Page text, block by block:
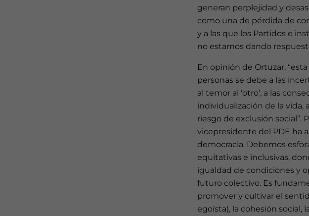
generan perplejidad y
como una de pérdida de
y a las que los Partidos e
no estamos dando
En opinión de Ortuzar,
personas se debe a las
al temor al ‘otro’, a las
individualización de la vida,
riesgo de exclusión social”.
vicepresidente del PDE ha
democracia. Debemos
equitativas e inclusivas,
igualdad de condiciones y
futuro colectivo. Es
promover y cultivar el
egoísta), la cohesión social,